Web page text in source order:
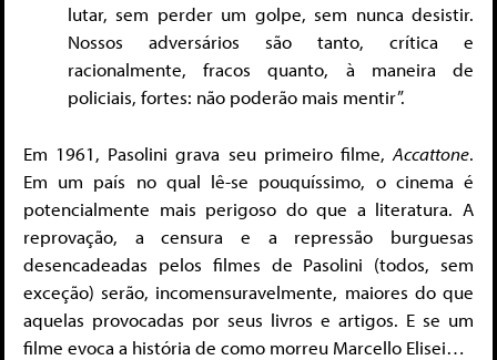
lutar, sem perder um golpe, sem nunca desistir.
Nossos adversários são tanto, crítica e
racionalmente, fracos quanto, à maneira de
policiais, fortes: não poderão mais mentir”.
Em 1961, Pasolini grava seu primeiro filme, Accattone.
Em um país no qual lê-se pouquíssimo, o cinema é
potencialmente mais perigoso do que a literatura. A
reprovação, a censura e a repressão burguesas
desencadeadas pelos filmes de Pasolini (todos, sem
exceção) serão, incomensuravelmente, maiores do que
aquelas provocadas por seus livros e artigos. E se um
filme evoca a história de como morreu Marcello Elisei…